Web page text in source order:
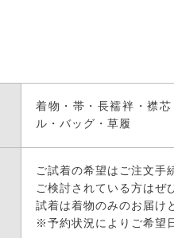
着物・帯・長襦袢・襟
ル・バッグ・草履
ご試着の希望はご注文手
ご検討されている方はぜ
試着は着物のみのお届け
※予約状況によりご希望